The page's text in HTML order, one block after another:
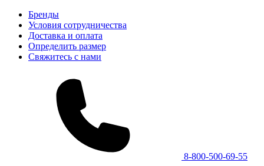
Бренды
Условия сотрудничества
Доставка и оплата
Определить размер
Свяжитесь с нами
8-800-500-69-55